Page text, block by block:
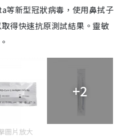
新型冠狀病毒，使用鼻拭子
得快速抗原測試結果。靈敏
+2
圖片放大